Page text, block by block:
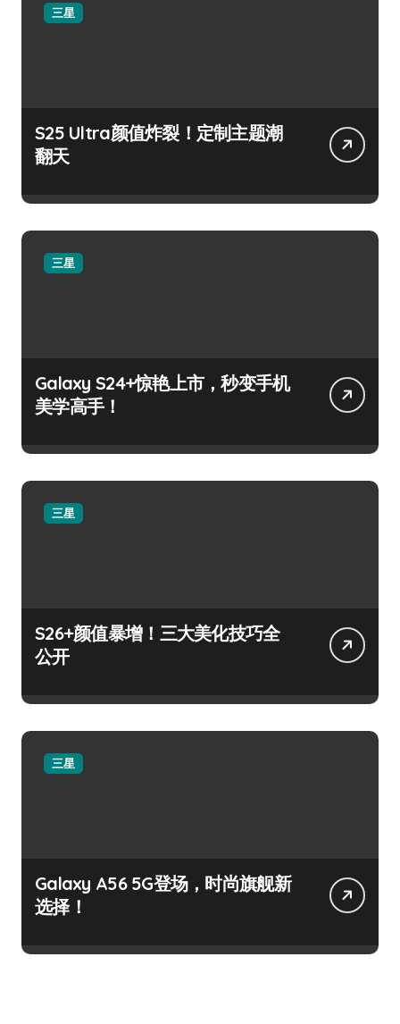
三星
S25 Ultra颜值炸裂！定制主题潮
翻天
三星
Galaxy S24+惊艳上市，秒变手机
美学高手！
三星
S26+颜值暴增！三大美化技巧全
公开
三星
Galaxy A56 5G登场，时尚旗舰新
选择！